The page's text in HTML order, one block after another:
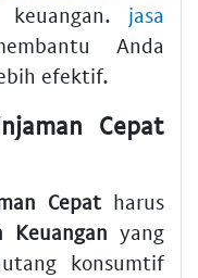
jasa
Anda
efektif.
Cepat
Cepat harus
Keuangan yang
konsumtif